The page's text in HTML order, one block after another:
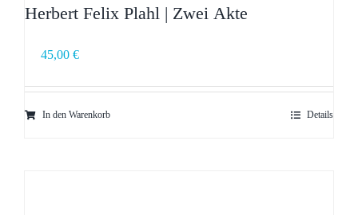
Herbert Felix Plahl | Zwei Akte
45,00 €
In den Warenkorb Details